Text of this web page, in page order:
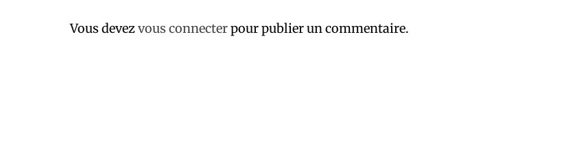
Vous devezvous connecterpour publier un commentaire.